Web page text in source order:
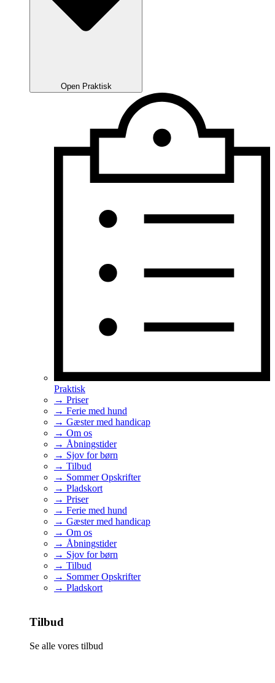
Open Praktisk
Praktisk
→ Priser
→ Ferie med hund
→ Gæster med handicap
→ Om os
→ Åbningstider
→ Sjov for børn
→ Tilbud
→ Sommer Opskrifter
→ Pladskort
→ Priser
→ Ferie med hund
→ Gæster med handicap
→ Om os
→ Åbningstider
→ Sjov for børn
→ Tilbud
→ Sommer Opskrifter
→ Pladskort
Tilbud
Se alle vores tilbud